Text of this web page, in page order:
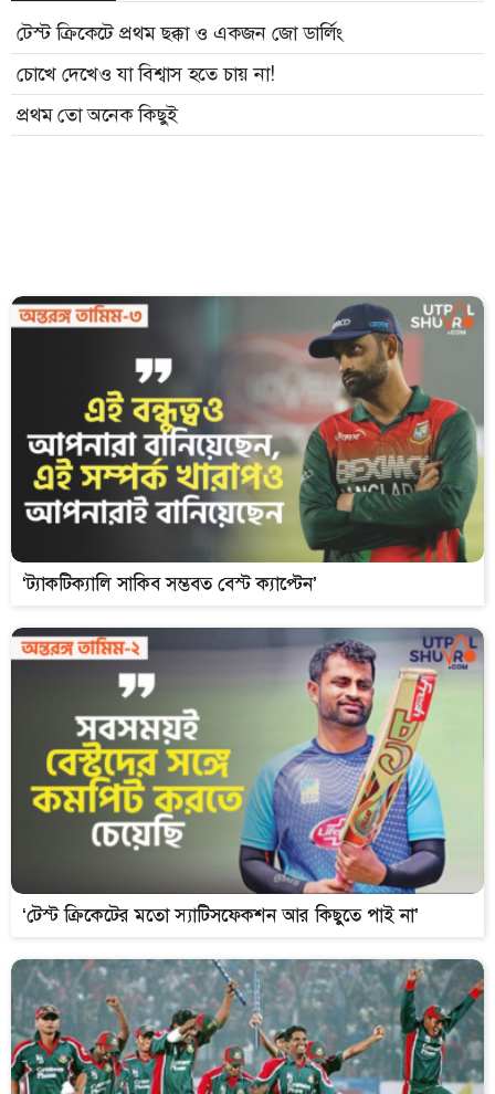
টেস্ট ক্রিকেটে প্রথম ছক্কা ও একজন জো ডার্লিং
চোখে দেখেও যা বিশ্বাস হতে চায় না!
প্রথম তো অনেক কিছুই
‘ট্যাকটিক্যালি সাকিব সম্ভবত বেস্ট ক্যাপ্টেন’
‘টেস্ট ক্রিকেটের মতো স্যাটিসফেকশন আর কিছুতে পাই না’